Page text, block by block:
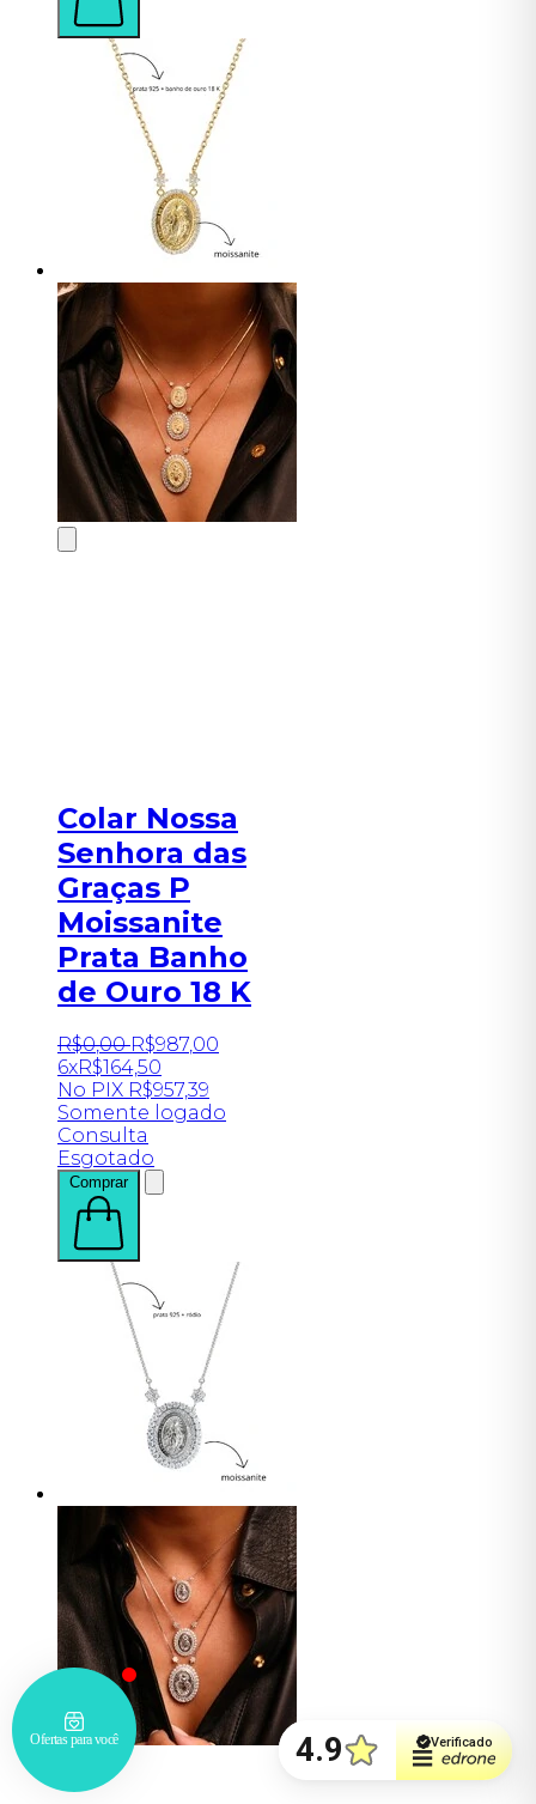
Colar Nossa
Senhora das
Graças P
Moissanite
Prata Banho
de Ouro 18 K
R$0,00 R$987,00
6xR$164,50
No PIX R$957,39
Somente logado
Consulta
Esgotado
Comprar